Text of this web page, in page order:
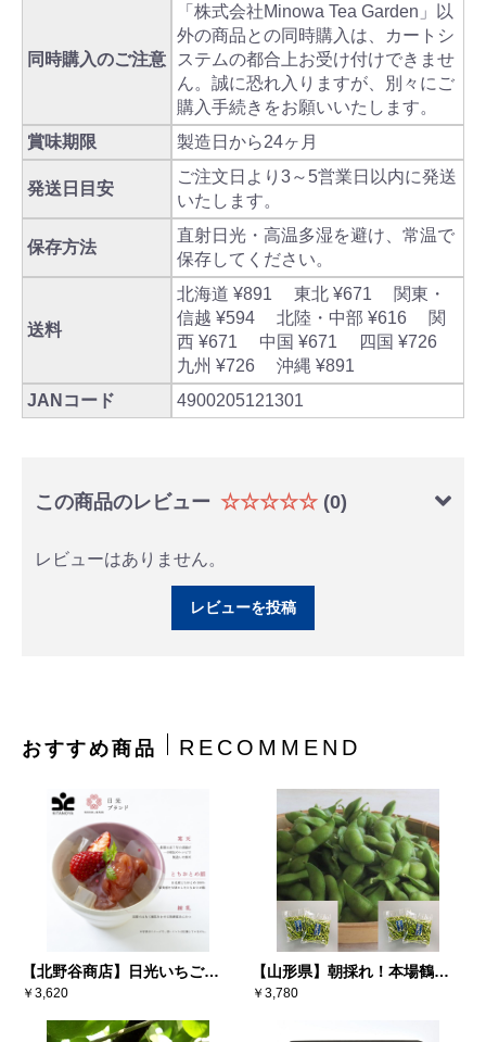
同時購入のご注意
「株式会社Minowa Tea Garden」以
外の商品との同時購入は、カートシ
ステムの都合上お受け付けできませ
ん。誠に恐れ入りますが、別々にご
購入手続きをお願いいたします。
賞味期限
製造日から24ヶ月
発送日目安
ご注文日より3～5営業日以内に発送
いたします。
保存方法
直射日光・高温多湿を避け、常温で
保存してください。
送料
北海道 ¥891 東北 ¥671 関東・
信越 ¥594 北陸・中部 ¥616 関
西 ¥671 中国 ¥671 四国 ¥726
九州 ¥726 沖縄 ¥891
JANコード
4900205121301
この商品のレビュー ☆☆☆☆☆ (0)
レビューはありません。
レビューを投稿
おすすめ商品 RECOMMEND
【北野谷商店】日光いちごミ
ルクあんみつ（6個入り）
￥3,620
【山形県】朝採れ！本場鶴岡
白山地区（寺田産）だだちゃ
￥3,780